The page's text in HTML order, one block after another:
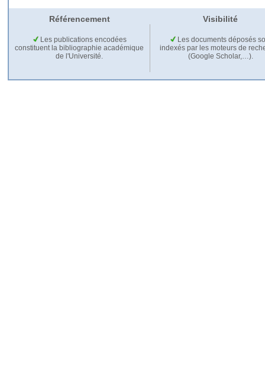
Référencement Visibilité
Les publications encodées
constituent la bibliographie académique
de l'Université.
Les documents déposés
indexés par les moteurs de
(Google Scholar,…).